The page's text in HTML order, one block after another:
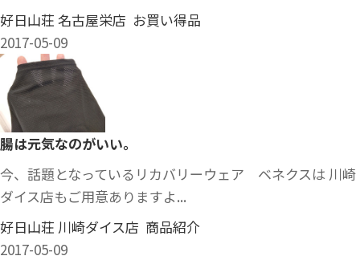
好日山荘 名古屋栄店 お買い得品
2017-05-09
腸は元気なのがいい。
今、話題となっているリカバリーウェア ベネクスは 川崎
ダイス店もご用意ありますよ...
好日山荘 川崎ダイス店 商品紹介
2017-05-09